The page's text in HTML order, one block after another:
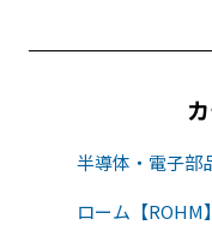
半導体・電子部
ローム【ROHM